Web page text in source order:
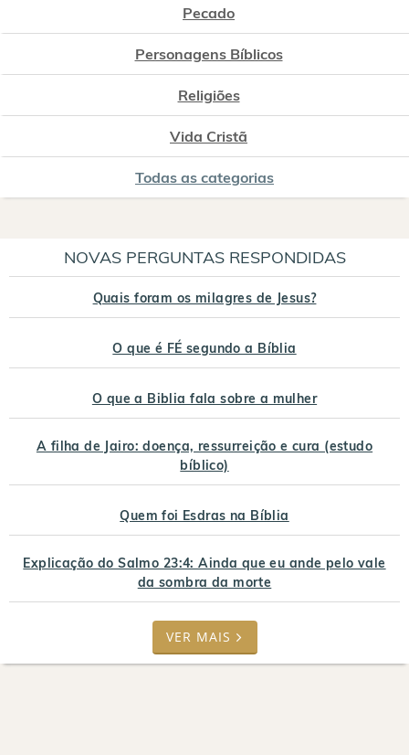
Pecado
Personagens Bíblicos
Religiões
Vida Cristã
Todas as categorias
NOVAS PERGUNTAS RESPONDIDAS
Quais foram os milagres de Jesus?
O que é FÉ segundo a Bíblia
O que a Biblia fala sobre a mulher
A filha de Jairo: doença, ressurreição e cura (estudo
bíblico)
Quem foi Esdras na Bíblia
Explicação do Salmo 23:4: Ainda que eu ande pelo vale
da sombra da morte
VER MAIS